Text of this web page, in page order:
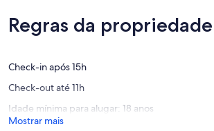
everything.
Tirol
Extraordinária,
(1
Regras da propriedade
Check-in após 15h
Check-out até 11h
Idade mínima para alugar: 18 anos
Mostrar mais